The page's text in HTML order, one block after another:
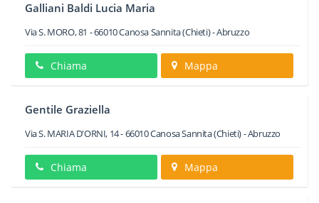
Galliani Baldi Lucia Maria
Via S. MORO, 81 -66010Canosa Sannita(Chieti) -Abruzzo
Chiama Mappa
Gentile Graziella
Via S. MARIA D'ORNI, 14-66010Canosa Sannita(Chieti) -Abruzzo
Chiama Mappa